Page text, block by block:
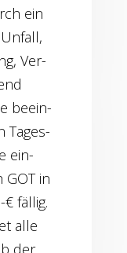
ein
Ver­
beein­
Tages­
ein­
GOT in
fällig.
alle
der